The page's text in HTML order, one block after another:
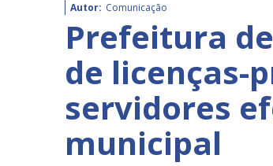
Autor: Comunicação
Prefeitura
de licenças-
servidores
municipal